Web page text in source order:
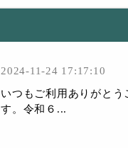
2024-11-24 17:17:10
いつもご利用ありがと
す。令和６...